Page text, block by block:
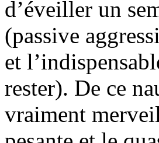
d’éveiller un
(passive
et
rester). De ce
vraiment